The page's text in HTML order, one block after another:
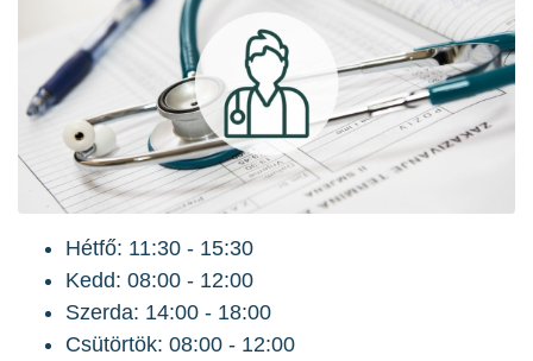
Hétfő: 11:30 - 15:30
Kedd: 08:00 - 12:00
Szerda: 14:00 - 18:00
Csütörtök: 08:00 - 12:00